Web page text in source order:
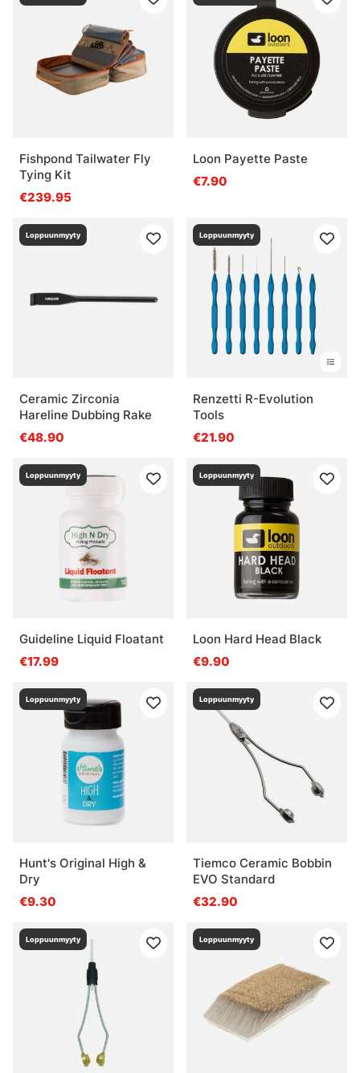
Fishpond Tailwater Fly
Tying Kit
€239.95
Loon Payette Paste
€7.90
Loppuunmyyty
Ceramic Zirconia
Hareline Dubbing Rake
€48.90
Loppuunmyyty
Renzetti R-Evolution
Tools
€21.90
Loppuunmyyty
Guideline Liquid Floatant
€17.99
Loppuunmyyty
Loon Hard Head Black
€9.90
Loppuunmyyty
Hunt's Original High &
Dry
€9.30
Loppuunmyyty
Tiemco Ceramic Bobbin
EVO Standard
€32.90
Loppuunmyyty Loppuunmyyty